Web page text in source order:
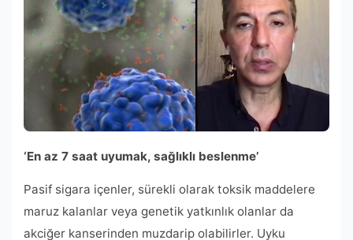
‘En az 7 saat uyumak, sağlıklı beslenme’
Pasif sigara içenler, sürekli olarak toksik maddelere
maruz kalanlar veya genetik yatkınlık olanlar da
akciğer kanserinden muzdarip olabilirler. Uyku